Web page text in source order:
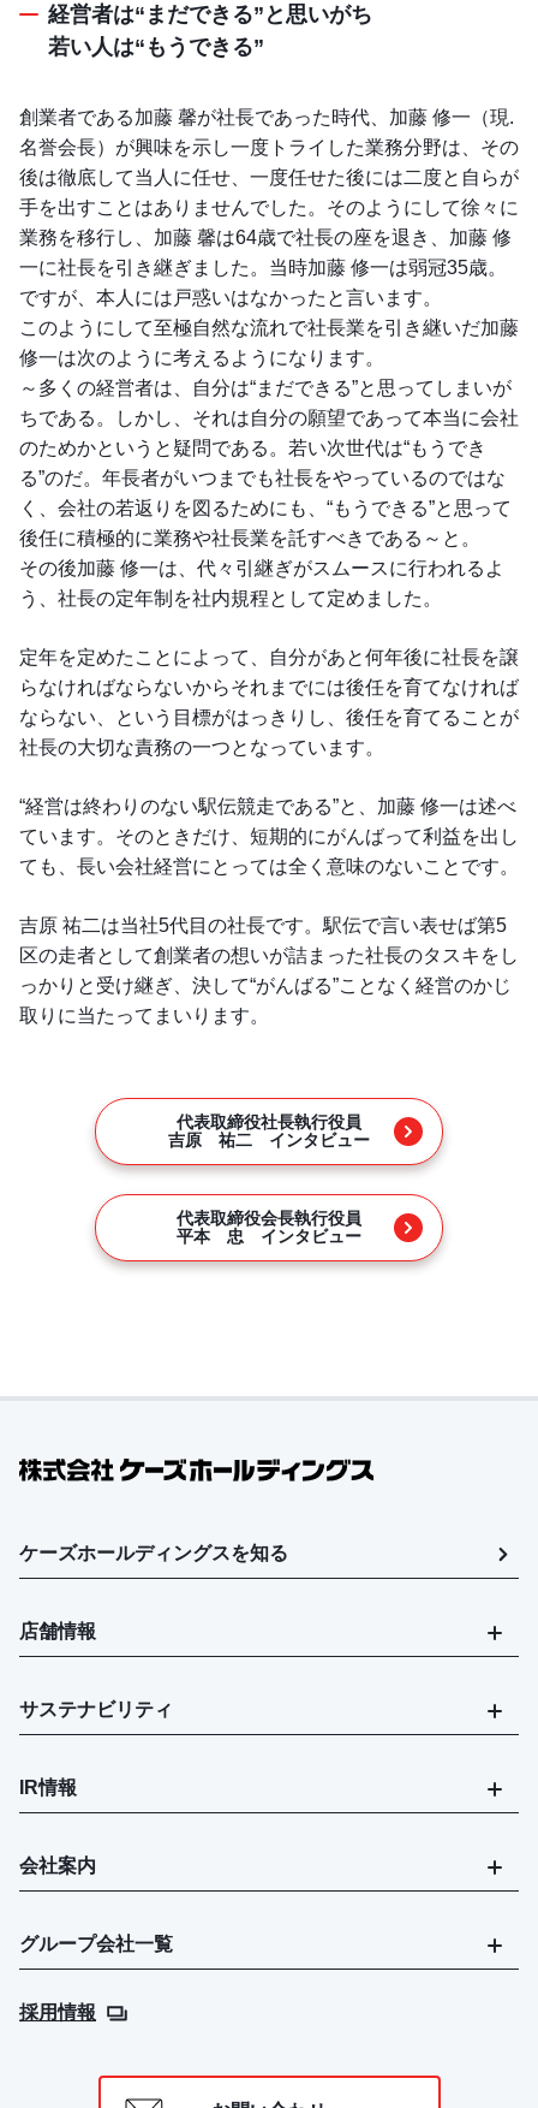
経営者は“まだできる”と思いがち
若い人は“もうできる”
創業者である加藤 馨が社長であった時代、加藤 修一（現.
名誉会長）が興味を示し一度トライした業務分野は、その
後は徹底して当人に任せ、一度任せた後には二度と自らが
手を出すことはありませんでした。そのようにして徐々に
業務を移行し、加藤 馨は64歳で社長の座を退き、加藤 修
一に社長を引き継ぎました。当時加藤 修一は弱冠35歳。
ですが、本人には戸惑いはなかったと言います。
このようにして至極自然な流れで社長業を引き継いだ加藤
修一は次のように考えるようになります。
～多くの経営者は、自分は“まだできる”と思ってしまいが
ちである。しかし、それは自分の願望であって本当に会社
のためかというと疑問である。若い次世代は“もうでき
る”のだ。年長者がいつまでも社長をやっているのではな
く、会社の若返りを図るためにも、“もうできる”と思って
後任に積極的に業務や社長業を託すべきである～と。
その後加藤 修一は、代々引継ぎがスムースに行われるよ
う、社長の定年制を社内規程として定めました。
定年を定めたことによって、自分があと何年後に社長を譲
らなければならないからそれまでには後任を育てなければ
ならない、という目標がはっきりし、後任を育てることが
社長の大切な責務の一つとなっています。
“経営は終わりのない駅伝競走である”と、加藤 修一は述べ
ています。そのときだけ、短期的にがんばって利益を出し
ても、長い会社経営にとっては全く意味のないことです。
吉原 祐二は当社5代目の社長です。駅伝で言い表せば第5
区の走者として創業者の想いが詰まった社長のタスキをし
っかりと受け継ぎ、決して“がんばる”ことなく経営のかじ
取りに当たってまいります。
代表取締役社長執行役員
吉原 祐二 インタビュー
代表取締役会長執行役員
平本 忠 インタビュー
ケーズホールディングスを知る
店舗情報
サステナビリティ
IR情報
会社案内
グループ会社一覧
採用情報